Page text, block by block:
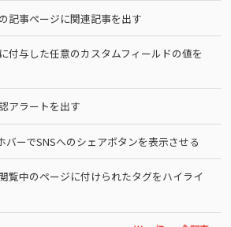
記事ページに関連記事を出す
付与した任意のカスタムフィールドの値を
アラートを出す
ーでSNSへのシェアボタンを表示させる
覧中のページに付けられたタグをハイライ